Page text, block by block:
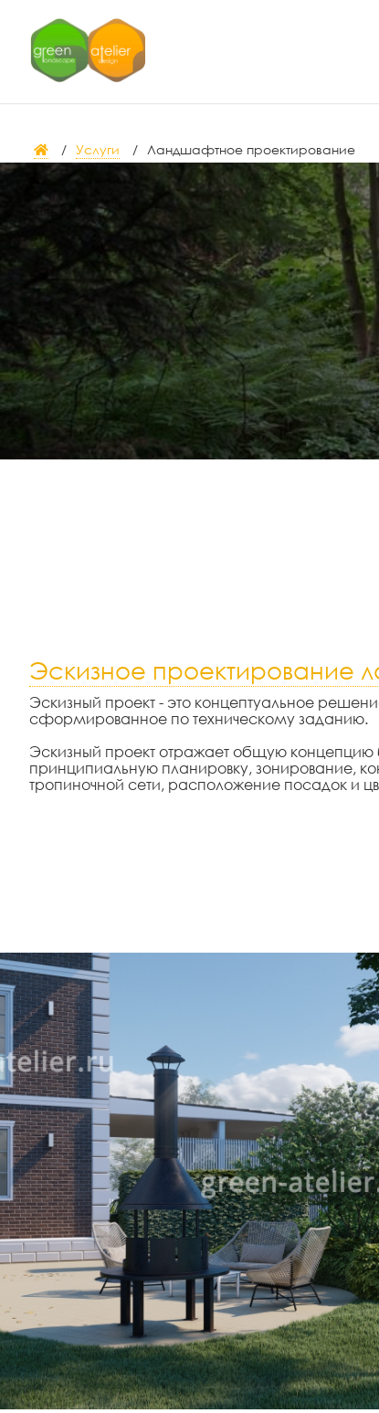
Услуги Ландшафтное проектирование
Эскизное проектирование
Эскизный проект - это концептуальное
сформированное по техническому заданию.
Эскизный проект отражает общую
принципиальную планировку, зонирование,
тропиночной сети, расположение посадок и